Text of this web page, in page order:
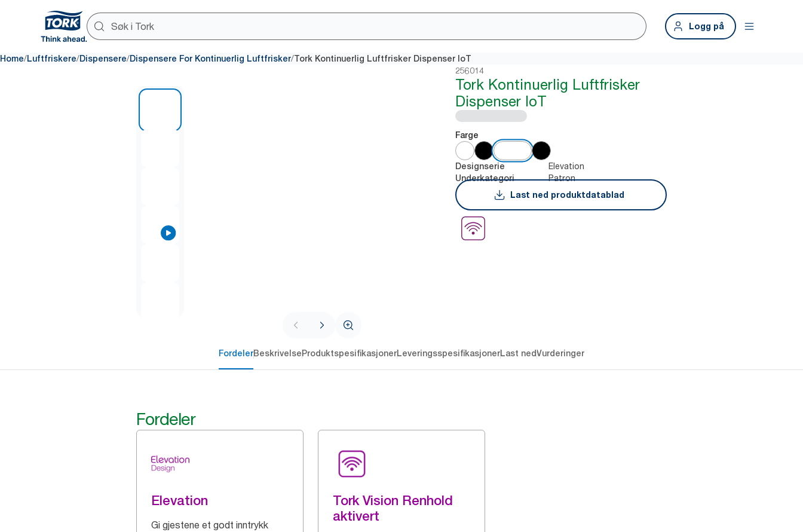
Logg på
Home/Luftfriskere/Dispensere/Dispensere For Kontinuerlig Luftfrisker/Tork Kontinuerlig Luftfrisker Dispenser IoT
256014
Tork Kontinuerlig Luftfrisker
Dispenser IoT
Farge
Designserie Elevation
Underkategori
Patron
Last ned produktdatablad
FordelerBeskrivelseProduktspesifikasjonerLeveringsspesifikasjonerLast nedVurderinger
Fordeler
Elevation
Gi gjestene et godt inntrykk
Tork Vision Renhold
aktivert